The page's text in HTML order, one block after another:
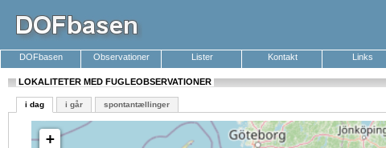
DOFbasen Observationer Lister Kontakt Links
LOKALITETER MED FUGLEOBSERVATIONER
i dag i går spontantællinger
+